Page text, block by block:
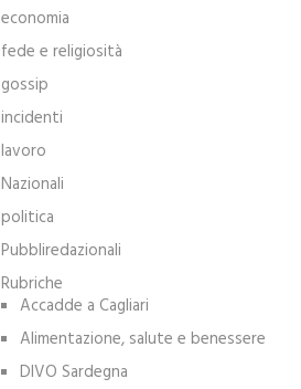
economia
fede e religiosità
gossip
incidenti
lavoro
Nazionali
politica
Pubbliredazionali
Rubriche
Accadde a Cagliari
Alimentazione, salute e benessere
DIVO Sardegna